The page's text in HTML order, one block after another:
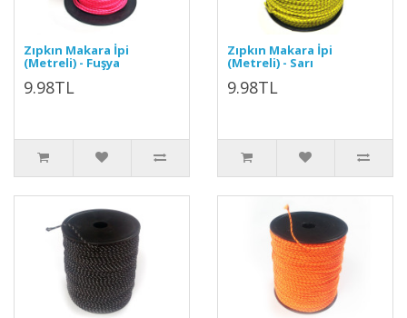
Zıpkın Makara İpi
(Metreli) - Fuşya
9.98TL
Zıpkın Makara İpi
(Metreli) - Sarı
9.98TL